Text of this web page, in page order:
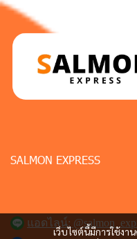
เว็บไซต์นี้มีการใช้ง
SALMON EXPRESS
แอดไลน์: